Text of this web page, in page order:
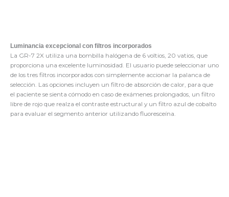
Luminancia excepcional con filtros incorporados
La GR-7 2X utiliza una bombilla halógena de 6 voltios, 20 vatios, que
proporciona una excelente luminosidad. El usuario puede seleccionar uno
de los tres filtros incorporados con simplemente accionar la palanca de
selección. Las opciones incluyen un filtro de absorción de calor, para que
el paciente se sienta cómodo en caso de exámenes prolongados, un filtro
libre de rojo que realza el contraste estructural y un filtro azul de cobalto
para evaluar el segmento anterior utilizando fluoresceína.